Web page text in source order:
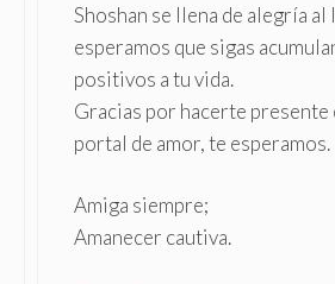
Shoshan se llena de alegría al
esperamos que sigas
positivos a tu vida.
Gracias por hacerte presente
portal de amor, te esperamos.
Amiga siempre;
Amanecer cautiva.